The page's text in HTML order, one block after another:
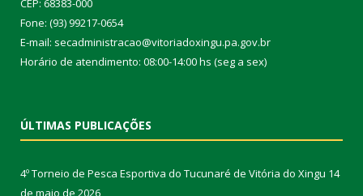
CEP: 68383-000
Fone: (93) 99217-0654
E-mail: secadministracao@vitoriadoxingu.pa.gov.br
Horário de atendimento: 08:00-14:00 hs (seg a sex)
ÚLTIMAS PUBLICAÇÕES
4º Torneio de Pesca Esportiva do Tucunaré de Vitória do Xingu 14
de maio de 2026